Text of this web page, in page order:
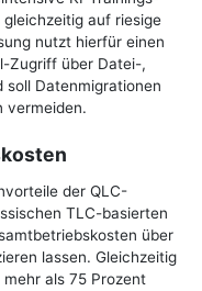
gleichzeitig auf riesige
nutzt hierfür einen
Zugriff über Datei-,
soll Datenmigrationen
vermeiden.
der QLC-
TLC-basierten
über
lassen. Gleichzeitig
als 75 Prozent